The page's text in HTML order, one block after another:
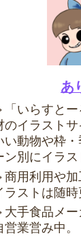
あ
「いらすと
のイラスト
い動物や枠
ン別にイラス
商用利用や
ラストは随
大手食品メー
営業営み中。